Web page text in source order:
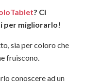
? Ci
per migliorarlo!
sia per coloro che
fruiscono.
conoscere ad un